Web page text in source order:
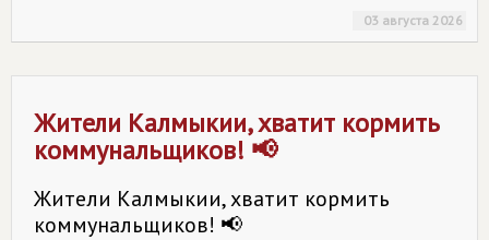
03 августа 2026
Жители Калмыкии, хватит кормить
коммунальщиков! 📢
Жители Калмыкии, хватит кормить
коммунальщиков! 📢